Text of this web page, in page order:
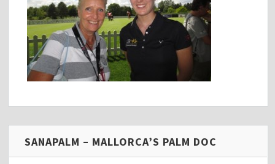
SANAPALM – MALLORCA’S PALM DOC